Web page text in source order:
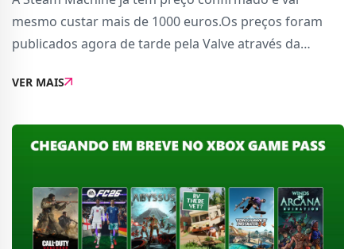
mesmo custar mais de 1000 euros.Os preços foram
publicados agora de tarde pela Valve através da
para te registares e comprar a consola – uma me
VER MAIS